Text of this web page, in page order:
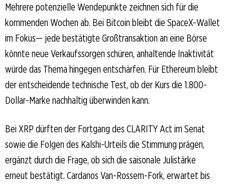
Mehrere potenzielle Wendepunkte zeichnen sich für die
kommenden Wochen ab. Bei Bitcoin bleibt die SpaceX-Wallet
im Fokus— jede bestätigte Großtransaktion an eine Börse
könnte neue Verkaufssorgen schüren, anhaltende Inaktivität
würde das Thema hingegen entschärfen. Für Ethereum bleibt
der entscheidende technische Test, ob der Kurs die 1.800-
Dollar-Marke nachhaltig überwinden kann.
Bei XRP dürften der Fortgang des CLARITY Act im Senat
sowie die Folgen des Kalshi-Urteils die Stimmung prägen,
ergänzt durch die Frage, ob sich die saisonale Julistärke
erneut bestätigt. Cardanos Van-Rossem-Fork, erwartet bis